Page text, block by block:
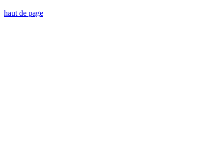
haut de page